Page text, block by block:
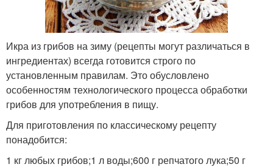
Икра из грибов на зиму (рецепты могут различаться в
ингредиентах) всегда готовится строго по
установленным правилам. Это обусловлено
особенностям технологического процесса обработки
грибов для употребления в пищу.
Для приготовления по классическому рецепту
понадобится:
1 кг любых грибов;1 л воды;600 г репчатого лука;50 г